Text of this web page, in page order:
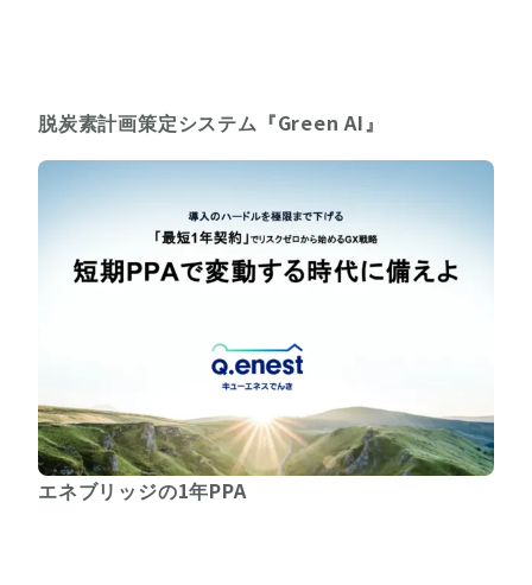
脱炭素計画策定システム『Green AI』
エネブリッジの1年PPA